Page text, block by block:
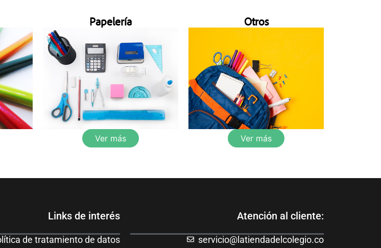
Papelería
Ver más
Otros
Ver más
Links de interés
de tratamiento de datos
Atención al cliente:
servicio@latiendadelcolegio.co